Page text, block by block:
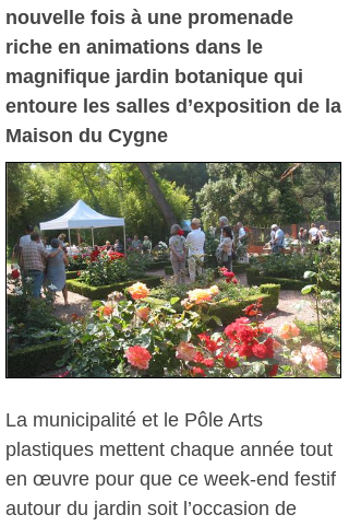
nouvelle fois à une promenade
riche en animations dans le
magnifique jardin botanique qui
entoure les salles d’exposition de la
Maison du Cygne
La municipalité et le Pôle Arts
plastiques mettent chaque année tout
en œuvre pour que ce week-end festif
autour du jardin soit l’occasion de